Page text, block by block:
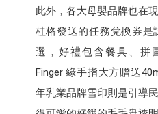
此外，各大母嬰品牌也在
桂格發送的任務兌換券
選，好禮包含餐具、拼
Finger 綠手指大方贈送
年乳業品牌雪印則是引導